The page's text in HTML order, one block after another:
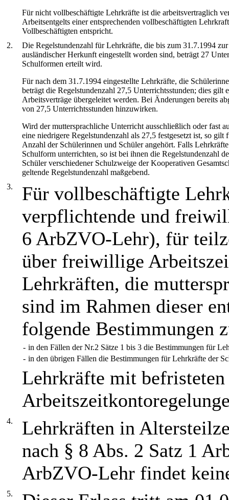
Für nicht vollbeschäftigte Lehrkräfte ist die arbeitsvertraglich
Arbeitsentgelts einer entsprechenden vollbeschäftigten
Vollbeschäftigten entspricht.
2.
Die Regelstundenzahl für Lehrkräfte, die bis zum 31.7.1994
ausländischer Herkunft eingestellt worden sind, beträgt 27
Schulformen erteilt wird.
Für nach dem 31.7.1994 eingestellte Lehrkräfte, die
beträgt die Regelstundenzahl 27,5 Unterrichtsstunden; dies
Arbeitsverträge übergeleitet werden. Bei Änderungen bereits
von 27,5 Unterrichtsstunden hinzuwirken.
Wird der muttersprachliche Unterricht ausschließlich oder fast
eine niedrigere Regelstundenzahl als 27,5 festgesetzt ist, so
Anzahl der Schülerinnen und Schüler angehört. Falls
Schulform unterrichten, so ist bei ihnen die Regelstundenzahl
Schüler verschiedener Schulzweige der Kooperativen
geltende Regelstundenzahl maßgebend.
3.
Für vollbeschäftigte
verpflichtende und
6 ArbZVO-Lehr), für
über freiwillige
Lehrkräften, die
sind im Rahmen dieser
folgende Bestimmungen
- in den Fällen der Nr.2 Sätze 1 bis 3 die Bestimmungen für
- in den übrigen Fällen die Bestimmungen für Lehrkräfte der
Lehrkräfte mit
4.
Lehrkräften in
nach § 8 Abs. 2 Satz 1
ArbZVO-Lehr findet
5.